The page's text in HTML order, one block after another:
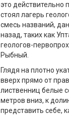
это действительно
стоял лагерь
смесь названий,
назад, таких как
геологов-
Рыбный.
Глядя на плотно
вверх прямо от
лиственниц белые
метров вниз, к
представить себе,